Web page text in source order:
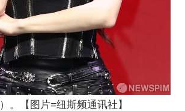
。【图片=纽斯频通讯社】